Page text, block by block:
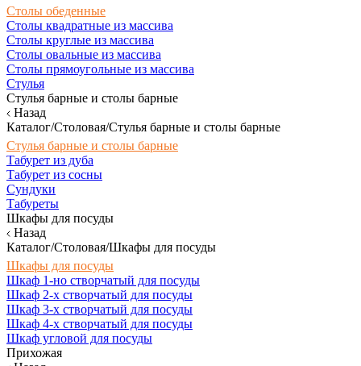
Столы обеденные
Столы квадратные из массива
Столы круглые из массива
Столы овальные из массива
Столы прямоугольные из массива
Стулья
Стулья барные и столы барные
Назад
Каталог/Столовая/Стулья барные и столы барные
Стулья барные и столы барные
Табурет из дуба
Табурет из сосны
Сундуки
Табуреты
Шкафы для посуды
Назад
Каталог/Столовая/Шкафы для посуды
Шкафы для посуды
Шкаф 1-но створчатый для посуды
Шкаф 2-х створчатый для посуды
Шкаф 3-х створчатый для посуды
Шкаф 4-х створчатый для посуды
Шкаф угловой для посуды
Прихожая